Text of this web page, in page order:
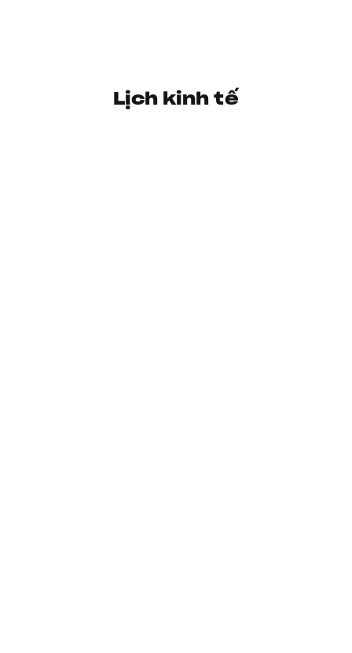
Lịch kinh tế